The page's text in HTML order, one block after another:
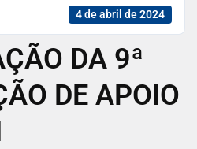
4 de abril de 2024
DA 9ª
DE APOIO